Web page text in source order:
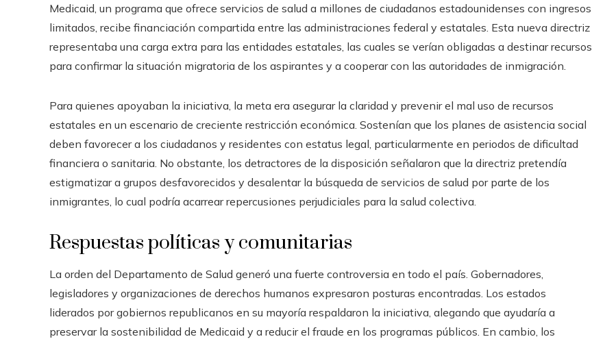
Medicaid, un programa que ofrece servicios de salud a millones de ciudadanos estadounidenses con ingresos
limitados, recibe financiación compartida entre las administraciones federal y estatales. Esta nueva directriz
representaba una carga extra para las entidades estatales, las cuales se verían obligadas a destinar recursos
para confirmar la situación migratoria de los aspirantes y a cooperar con las autoridades de inmigración.
Para quienes apoyaban la iniciativa, la meta era asegurar la claridad y prevenir el mal uso de recursos
estatales en un escenario de creciente restricción económica. Sostenían que los planes de asistencia social
deben favorecer a los ciudadanos y residentes con estatus legal, particularmente en periodos de dificultad
financiera o sanitaria. No obstante, los detractores de la disposición señalaron que la directriz pretendía
estigmatizar a grupos desfavorecidos y desalentar la búsqueda de servicios de salud por parte de los
inmigrantes, lo cual podría acarrear repercusiones perjudiciales para la salud colectiva.
Respuestas políticas y comunitarias
La orden del Departamento de Salud generó una fuerte controversia en todo el país. Gobernadores,
legisladores y organizaciones de derechos humanos expresaron posturas encontradas. Los estados
liderados por gobiernos republicanos en su mayoría respaldaron la iniciativa, alegando que ayudaría a
preservar la sostenibilidad de Medicaid y a reducir el fraude en los programas públicos. En cambio, los